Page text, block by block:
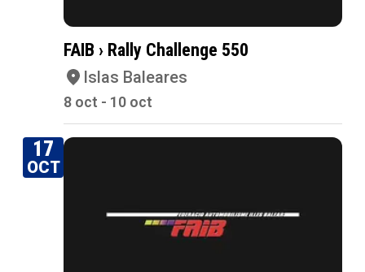
FAIB › Rally Challenge 550
Islas Baleares
8 oct - 10 oct
17
OCT